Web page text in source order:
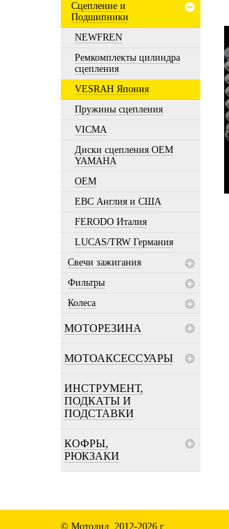
Сцепление и
Подшипники
NEWFREN
Ремкомплекты цилиндра
сцепления
VESRAH Япония
Пружины сцепления
VICMA
Диски сцепления OEM
YAMAHA
OEM
EBC Англия и США
FERODO Италия
LUCAS/TRW Германия
Свечи зажигания
Фильтры
Колеса
МОТОРЕЗИНА
МОТОАКСЕССУАРЫ
ИНСТРУМЕНТ,
ПОДКАТЫ И
ПОДСТАВКИ
КОФРЫ,
РЮКЗАКИ
© Мотодид, 2012-2026 г.